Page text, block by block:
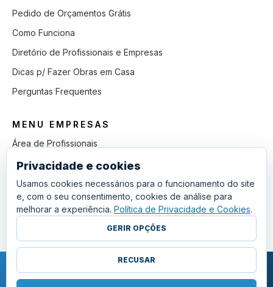
Pedido de Orçamentos Grátis
Como Funciona
Diretório de Profissionais e Empresas
Dicas p/ Fazer Obras em Casa
Perguntas Frequentes
MENU EMPRESAS
Área de Profissionais
Como Funciona
Lista de Pedidos em Aberto
Como Ganhar mais Obras
Perguntas Frequentes
COPYRIGHT © 2011 - 2026 SGSI. TODOS OS DIREITOS RESERVADOS.
Privacidade e cookies
Usamos cookies necessários para o funcionamento do site
e, com o seu consentimento, cookies de análise para
melhorar a experiência. Política de Privacidade e Cookies.
GERIR OPÇÕES
RECUSAR